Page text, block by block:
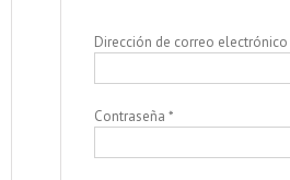
Dirección de correo electrónico
Contraseña *Obligatorio